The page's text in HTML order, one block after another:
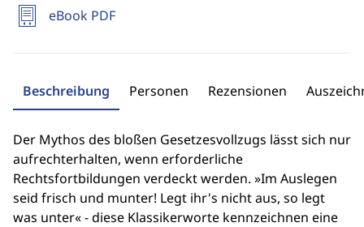
eBook PDF
Beschreibung Personen Rezensionen
Der Mythos des bloßen Gesetzesvollzugs lässt sich nur
aufrechterhalten, wenn erforderliche
Rechtsfortbildungen verdeckt werden. »Im Auslegen
seid frisch und munter! Legt ihr's nicht aus, so legt
was unter« - diese Klassikerworte kennzeichnen eine